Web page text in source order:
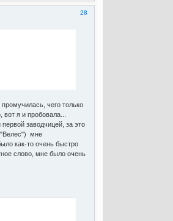
28
чего только
я и пробовала...
заводчицей, за это
"Велес") мне
как-то очень быстро
слово, мне было очень